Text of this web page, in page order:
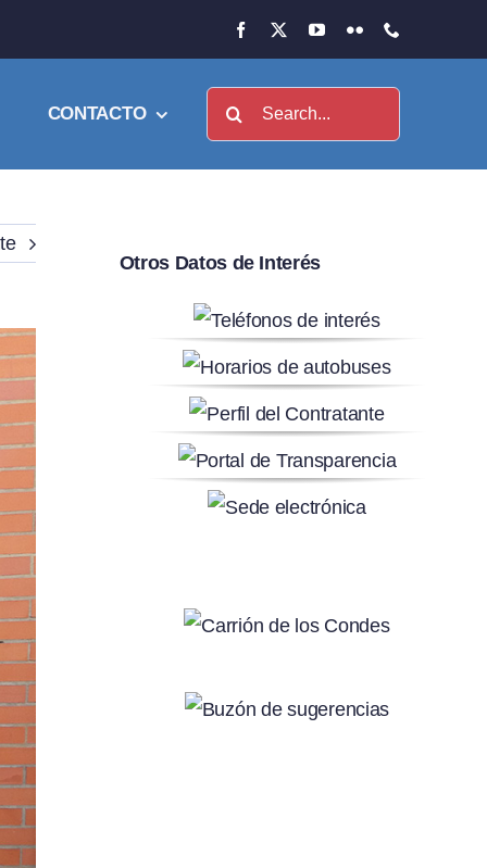
CONTACTO Buscar:
Otros Datos de Interés